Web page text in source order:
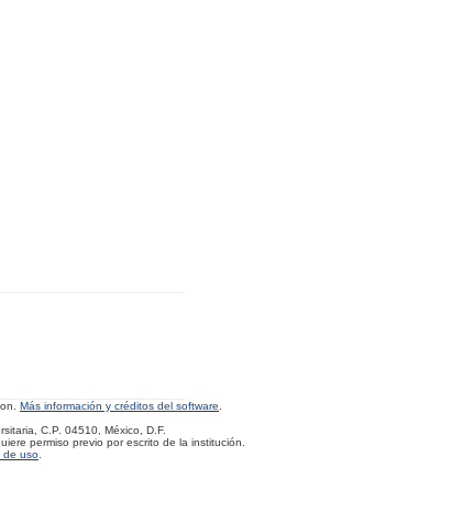
Más información y créditos del software
C.P. 04510, México, D.F.
permiso previo por escrito de la institución.
de uso